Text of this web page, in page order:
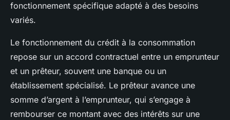
fonctionnement spécifique adapté à des besoins
variés.
Le fonctionnement du crédit à la consommation
repose sur un accord contractuel entre un emprunteur
et un prêteur, souvent une banque ou un
établissement spécialisé. Le prêteur avance une
somme d’argent à l’emprunteur, qui s’engage à
rembourser ce montant avec des intérêts sur une